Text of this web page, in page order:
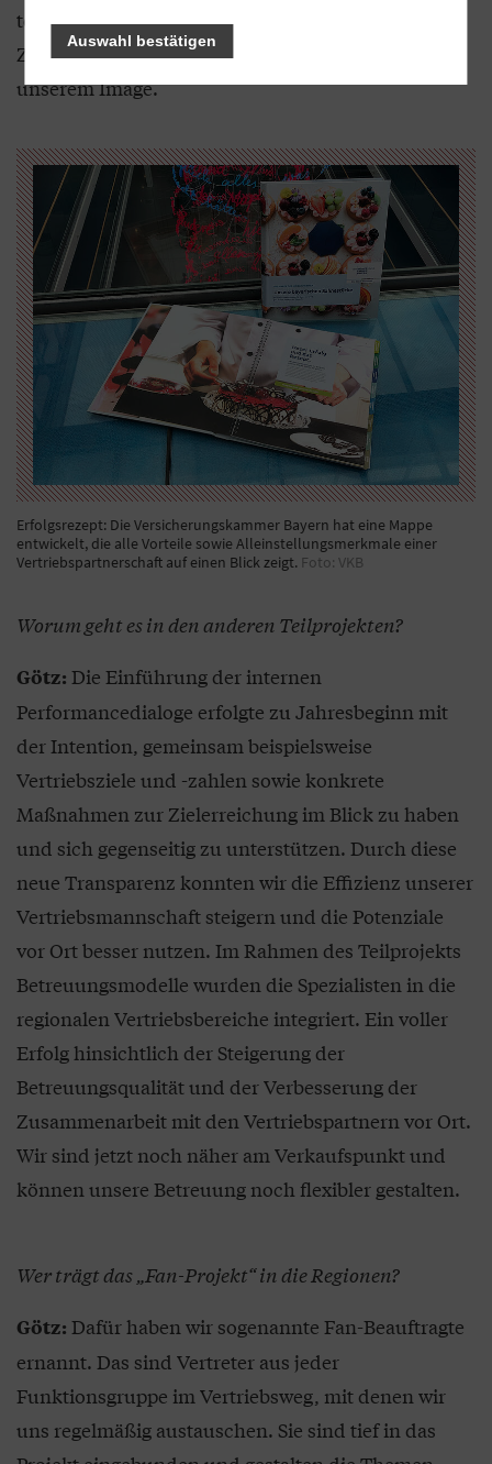
technische Innovationen, Produkt- und
Zielgruppenhighlights sowie ein Gesamtbild zu
unserem Image.
Erfolgsrezept: Die Versicherungskammer Bayern hat eine Mappe
entwickelt, die alle Vorteile sowie Alleinstellungsmerkmale einer
Vertriebspartnerschaft auf einen Blick zeigt. Foto: VKB
Worum geht es in den anderen Teilprojekten?
Götz: Die Einführung der internen
Performancedialoge erfolgte zu Jahresbeginn mit
der Intention, gemeinsam beispielsweise
Vertriebsziele und -zahlen sowie konkrete
Maßnahmen zur Zielerreichung im Blick zu haben
und sich gegenseitig zu unterstützen. Durch diese
neue Transparenz konnten wir die Effizienz unserer
Vertriebsmannschaft steigern und die Potenziale
vor Ort besser nutzen. Im Rahmen des Teilprojekts
Betreuungsmodelle wurden die Spezialisten in die
regionalen Vertriebsbereiche integriert. Ein voller
Erfolg hinsichtlich der Steigerung der
Betreuungsqualität und der Verbesserung der
Zusammenarbeit mit den Vertriebspartnern vor Ort.
Wir sind jetzt noch näher am Verkaufspunkt und
können unsere Betreuung noch flexibler gestalten.
Wer trägt das „Fan-Projekt“ in die Regionen?
Götz: Dafür haben wir sogenannte Fan-Beauftragte
ernannt. Das sind Vertreter aus jeder
Funktionsgruppe im Vertriebsweg, mit denen wir
uns regelmäßig austauschen. Sie sind tief in das
Auswahl bestätigen